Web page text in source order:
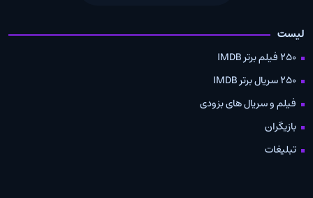
لیست
250 فیلم برتر IMDB
250 سریال برتر IMDB
فیلم و سریال های بزودی
بازیگران
تبلیغات